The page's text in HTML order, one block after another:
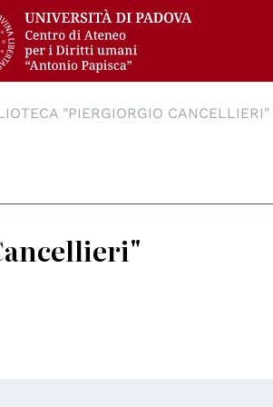
"PIERGIORGIO CANCELLIERI"